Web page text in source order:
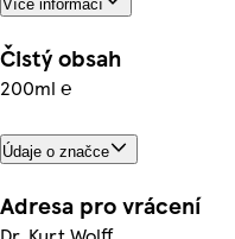
Více informací
Čistý obsah
200ml ℮
Údaje o značce
Adresa pro vrácení